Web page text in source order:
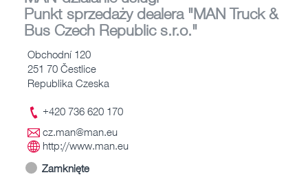
Punkt sprzedaży dealera"MAN Truck &
Bus Czech Republic s.r.o."
Obchodní 120
251 70 Čestlice
Republika Czeska
+420 736 620 170
cz.man@man.eu
http://www.man.eu
Zamknięte